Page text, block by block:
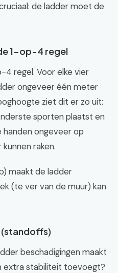
de ladder moet de
1-op-4 regel
4 regel. Voor elke vier
ongeveer één meter
ziet dit er zo uit:
sporten plaatst en
ongeveer op
raken.
maakt de ladder
(te ver van de muur) kan
(standoffs)
beschadigingen maakt
extra stabiliteit toevoegt?